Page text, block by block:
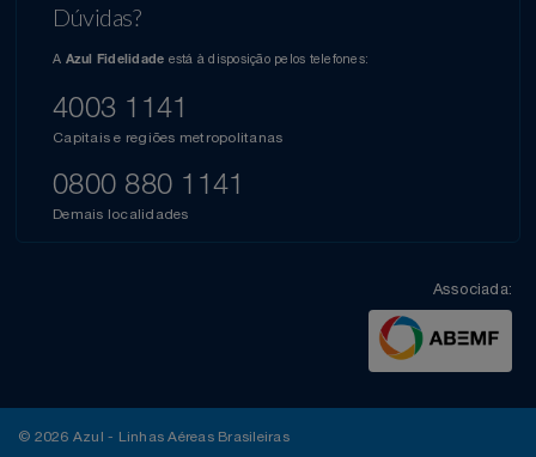
Dúvidas?
A Azul Fidelidade está à disposição pelos telefones:
4003 1141
Capitais e regiões metropolitanas
0800 880 1141
Demais localidades
Associada:
© 2026 Azul - Linhas Aéreas Brasileiras